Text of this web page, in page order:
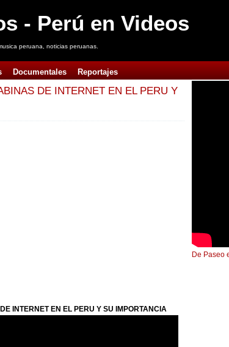
- Perú en Videos
peruana, noticias peruanas.
Documentales Reportajes
DE INTERNET EN EL PERU Y
INTERNET EN EL PERU Y SU IMPORTANCIA
De Paseo